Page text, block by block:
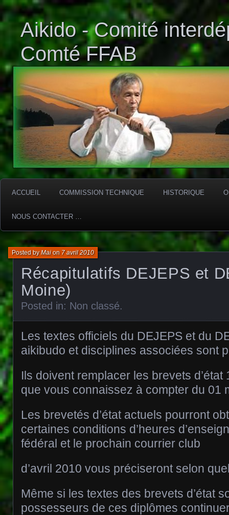
Aikido - Comité
Comté FFAB
ACCUEIL COMMISSION TECHNIQUE HISTORIQUE
NOUS CONTACTER …
Récapitulatifs DEJEPS et
Moine)
Posted byMaion 7 avril 2010
Posted in: Non classé.
Les textes officiels du DEJEPS et du
aikibudo et disciplines associées sont
Ils doivent remplacer les brevets d’état
que vous connaissez à compter du 01
Les brevetés d’état actuels pourront
certaines conditions d’heures
fédéral et le prochain courrier club
d’avril 2010 vous préciseront selon
Même si les textes des brevets d’état
possesseurs de ces diplômes